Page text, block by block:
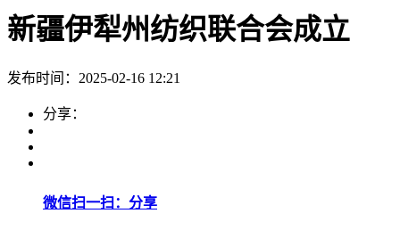
新疆伊犁州纺织联合会成立
发布时间：2025-02-16 12:21
分享：
微信扫一扫：分享